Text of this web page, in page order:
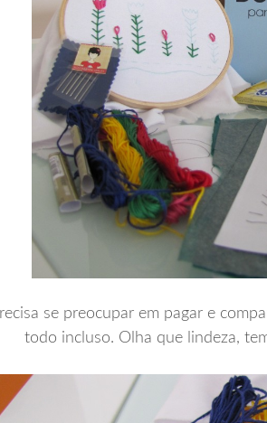
se preocupar em pagar e
todo incluso. Olha que lindeza,